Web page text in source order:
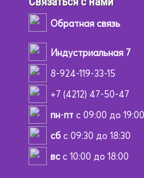
Обратная связь
Индустриальная 7
8-924-119-33-15
+7 (4212) 47-50-47
пн-птс 09:00 до 19:00
сбс 09:30 до 18:30
всс 10:00 до 18:00